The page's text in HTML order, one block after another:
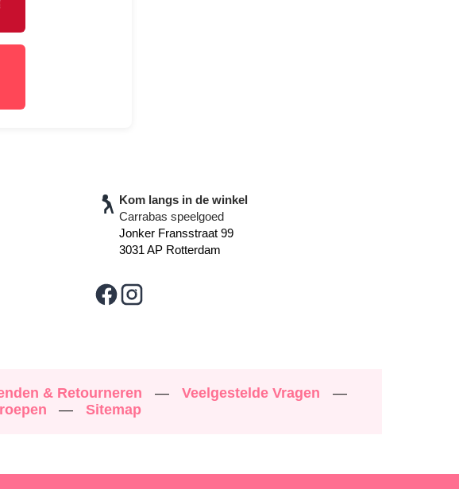
Kom langs in de winkel
Carrabas speelgoed
Jonker Fransstraat 99
3031 AP Rotterdam
& Retourneren — Veelgestelde Vragen
—
— Sitemap